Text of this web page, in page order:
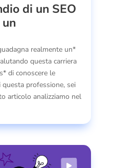
di un SEO
realmente un*
questa carriera
di conoscere le
professione, sei
articolo analizziamo nel